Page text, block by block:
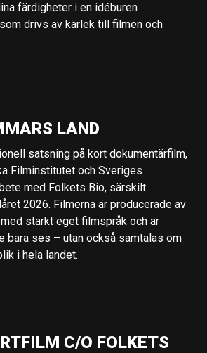
färdigheter i en idéburen
drivs av kärlek till filmen och
LAND
satsning på kort dokumentärfilm,
Filminstitutet och Sveriges
med Folkets Bio, särskilt
2026. Filmerna är producerade av
starkt eget filmspråk och är
bara ses – utan också samtalas om
i hela landet.
C/O FOLKETS